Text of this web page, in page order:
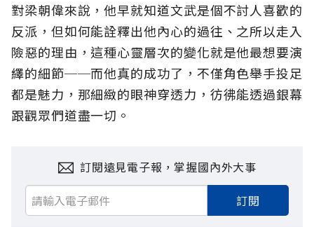
對梁朝偉來說，他早就知道文武是個不討人喜歡的
反派，但如何能詮釋出他內心的過往、之所以走入
險惡的理由，這種心靈層次的變化就是他最想要演
繹的細節──而他真的成功了，不僅角色舉手投足
都是魅力，那細緻的眼神穿透力，彷彿能透過銀幕
跟觀眾們道盡一切。
訂閱遠見電子報，掌握國內外大事
訂閱